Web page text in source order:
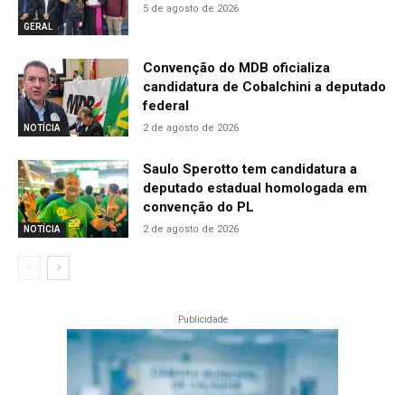
GERAL
5 de agosto de 2026
NOTÍCIA
Convenção do MDB oficializa
candidatura de Cobalchini a deputado
federal
2 de agosto de 2026
NOTÍCIA
Saulo Sperotto tem candidatura a
deputado estadual homologada em
convenção do PL
2 de agosto de 2026
Publicidade